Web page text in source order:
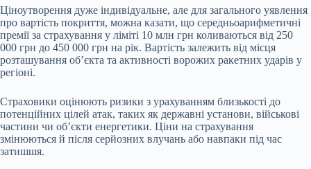
Ціноутворення дуже індивідуальне, але для загального уявлення
про вартість покриття, можна казати, що середньоарифметичні
премії за страхування у ліміті 10 млн грн коливаються від 250
000 грн до 450 000 грн на рік. Вартість залежить від місця
розташування об’єкта та активності ворожих ракетних ударів у
регіоні.
Страховики оцінюють ризики з урахуванням близькості до
потенційних цілей атак, таких як державні установи, військові
частини чи об’єкти енергетики. Ціни на страхування
змінюються й після серйозних влучань або навпаки під час
затишшя.